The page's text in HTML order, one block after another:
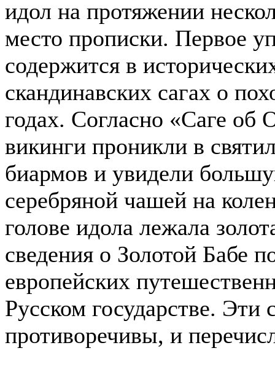
идол на протяжении
место прописки. Первое
содержится в
скандинавских сагах о
годах. Согласно «Саге об
викинги проникли в
биармов и увидели
серебряной чашей на
голове идола лежала
сведения о Золотой Бабе
европейских
Русском государстве. Эти
противоречивы, и